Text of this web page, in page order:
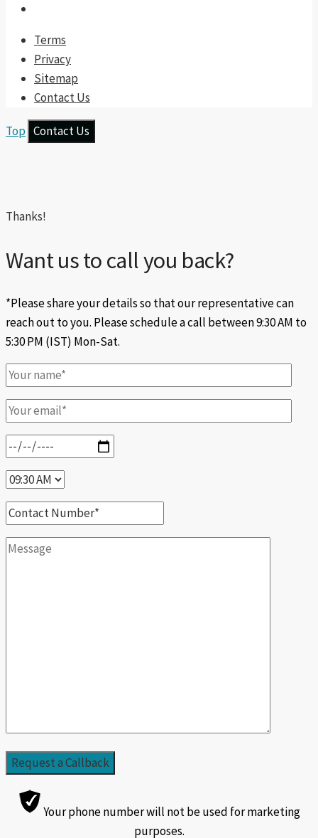
Terms
Privacy
Sitemap
Contact Us
Top Contact Us
Thanks!
Want us to call you back?
*Please share your details so that our representative can
reach out to you. Please schedule a call between 9:30 AM to
5:30 PM (IST) Mon-Sat.
Your phone number will not be used for marketing
purposes.